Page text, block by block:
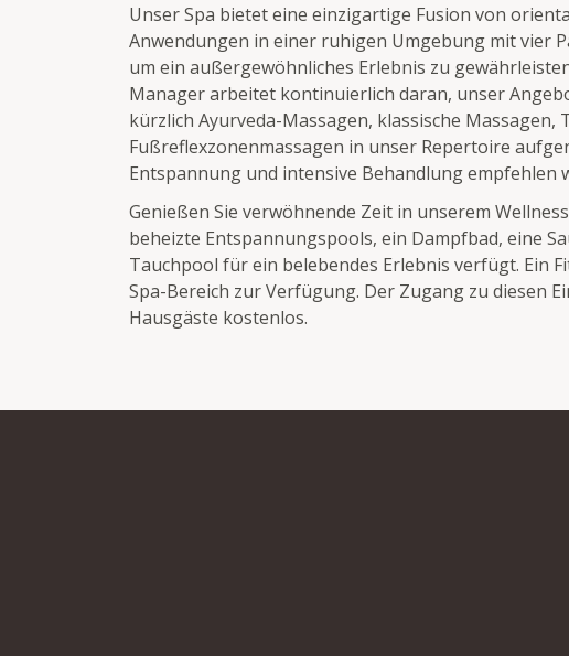
Unser Spa bietet eine einzigartige Fusion von
Anwendungen in einer ruhigen Umgebung mit vier
um ein außergewöhnliches Erlebnis zu
Manager arbeitet kontinuierlich daran, unser
kürzlich Ayurveda-Massagen, klassische Massagen,
Fußreflexzonenmassagen in unser Repertoire
Entspannung und intensive Behandlung empfehlen
Genießen Sie verwöhnende Zeit in unserem
beheizte Entspannungspools, ein Dampfbad, eine
Tauchpool für ein belebendes Erlebnis verfügt. Ein
Spa-Bereich zur Verfügung. Der Zugang zu diesen
Hausgäste kostenlos.